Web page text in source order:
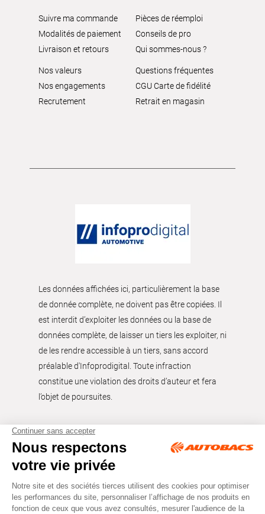
Suivre ma commande
Modalités de paiement
Livraison et retours
Pièces de réemploi
Conseils de pro
Qui sommes-nous ?
Nos valeurs
Nos engagements
Recrutement
Questions fréquentes
CGU Carte de fidélité
Retrait en magasin
Les données affichées ici, particulièrement la base
de donnée complète, ne doivent pas être copiées. Il
est interdit d’exploiter les données ou la base de
données complète, de laisser un tiers les exploiter, ni
de les rendre accessible à un tiers, sans accord
préalable d'Infoprodigital. Toute infraction
constitue une violation des droits d’auteur et fera
l’objet de poursuites.